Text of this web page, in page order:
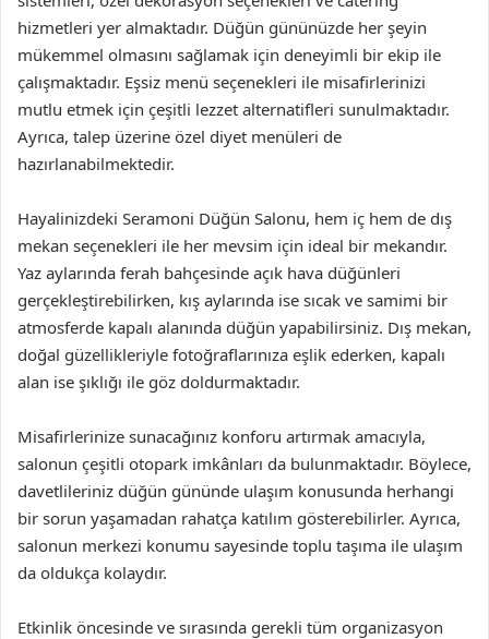
hizmetleri yer almaktadır. Düğün gününüzde her şeyin
mükemmel olmasını sağlamak için deneyimli bir ekip ile
çalışmaktadır. Eşsiz menü seçenekleri ile misafirlerinizi
mutlu etmek için çeşitli lezzet alternatifleri sunulmaktadır.
Ayrıca, talep üzerine özel diyet menüleri de
hazırlanabilmektedir.
Hayalinizdeki Seramoni Düğün Salonu, hem iç hem de dış
mekan seçenekleri ile her mevsim için ideal bir mekandır.
Yaz aylarında ferah bahçesinde açık hava düğünleri
gerçekleştirebilirken, kış aylarında ise sıcak ve samimi bir
atmosferde kapalı alanında düğün yapabilirsiniz. Dış mekan,
doğal güzellikleriyle fotoğraflarınıza eşlik ederken, kapalı
alan ise şıklığı ile göz doldurmaktadır.
Misafirlerinize sunacağınız konforu artırmak amacıyla,
salonun çeşitli otopark imkânları da bulunmaktadır. Böylece,
davetlileriniz düğün gününde ulaşım konusunda herhangi
bir sorun yaşamadan rahatça katılım gösterebilirler. Ayrıca,
salonun merkezi konumu sayesinde toplu taşıma ile ulaşım
da oldukça kolaydır.
Etkinlik öncesinde ve sırasında gerekli tüm organizasyon